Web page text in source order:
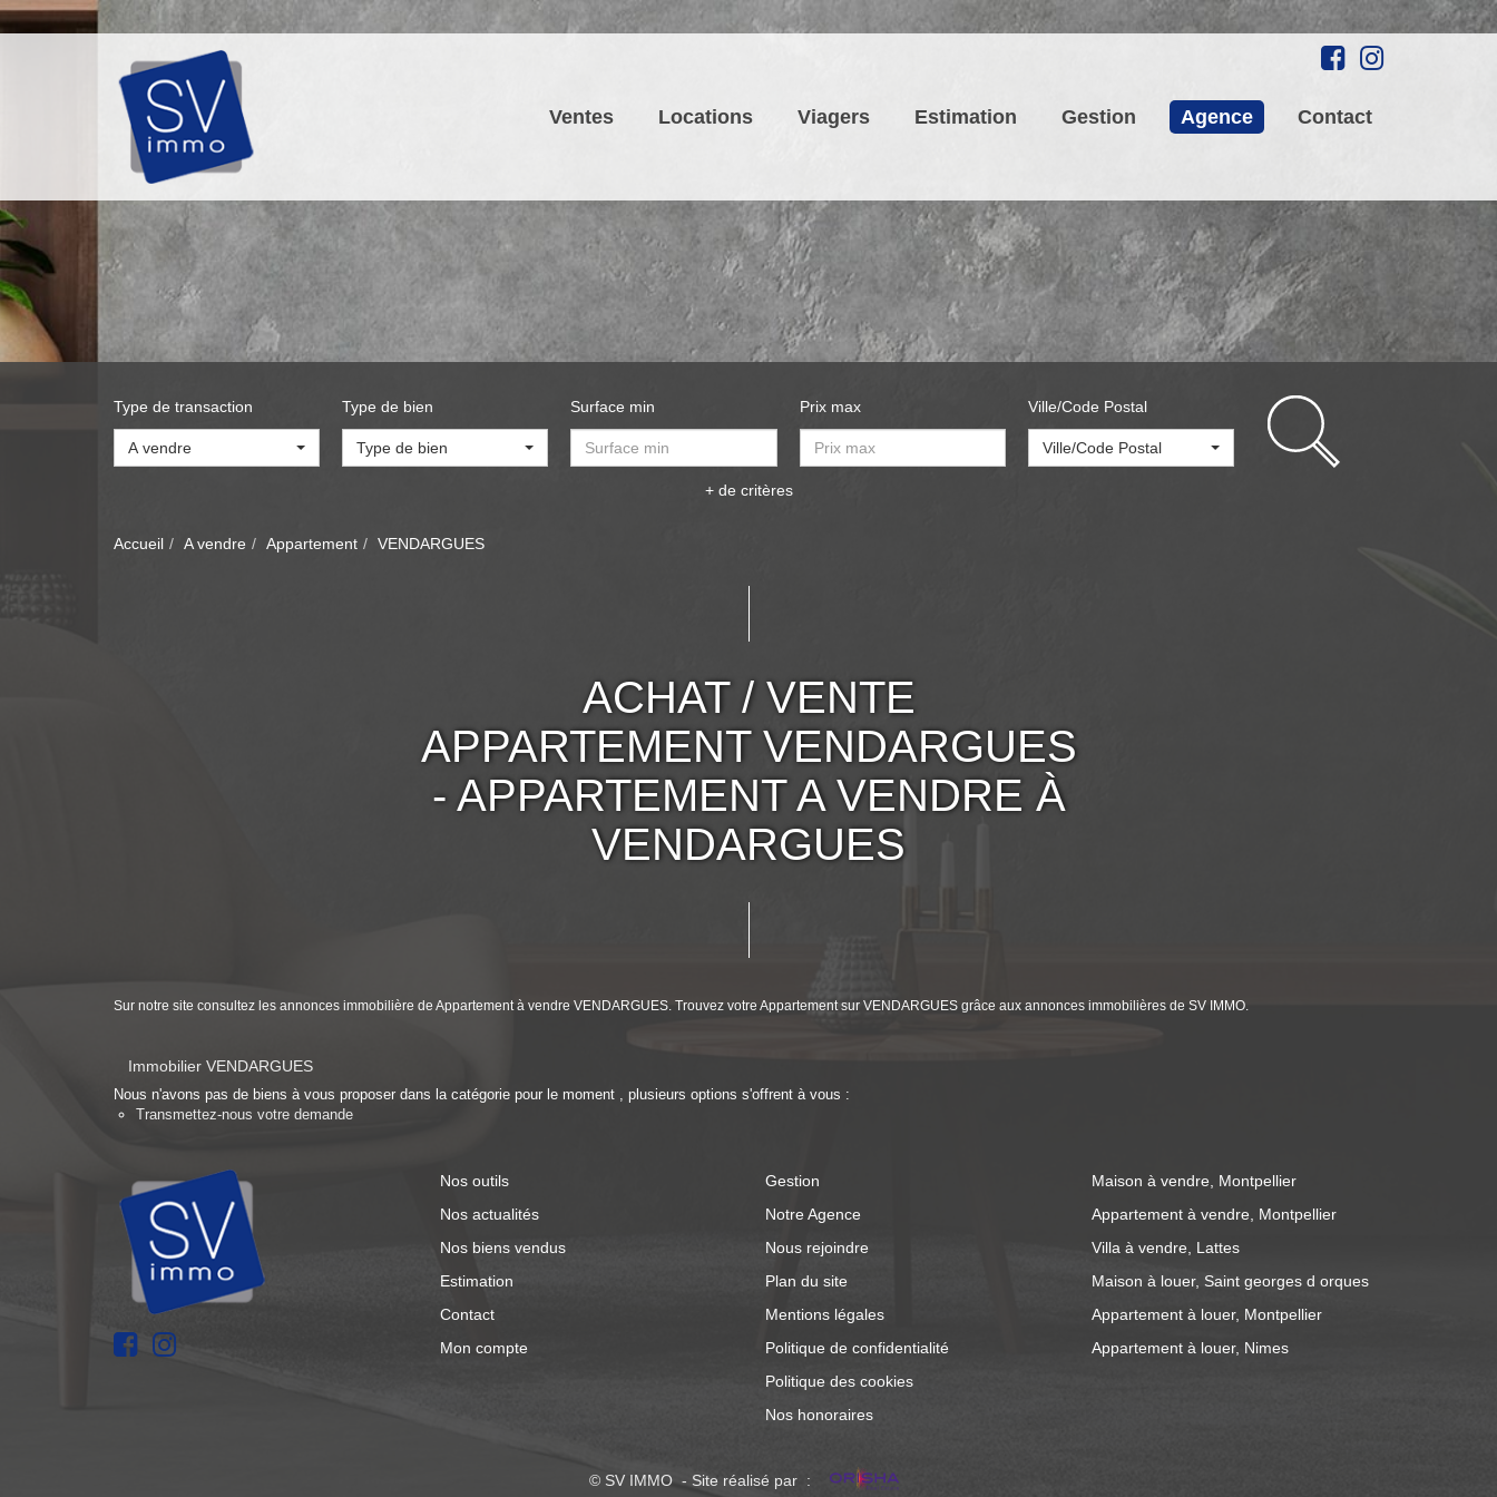
Ventes Locations Viagers Estimation Gestion Agence Contact
Type de transaction
A vendre
Type de bien
Type de bien
Surface min Prix max Ville/Code Postal
Ville/Code Postal
+ de critères
Accueil A vendre Appartement VENDARGUES
ACHAT / VENTE
APPARTEMENT VENDARGUES
- APPARTEMENT A VENDRE À
VENDARGUES
Sur notre site consultez les annonces immobilière de Appartement à vendre VENDARGUES. Trouvez votre Appartement sur VENDARGUES grâce aux annonces immobilières de SV IMMO.
Immobilier VENDARGUES
Nous n'avons pas de biens à vous proposer dans la catégorie pour le moment , plusieurs options s'offrent à vous :
Transmettez-nous votre demande
Nos outils
Nos actualités
Nos biens vendus
Estimation
Contact
Mon compte
Gestion
Notre Agence
Nous rejoindre
Plan du site
Mentions légales
Politique de confidentialité
Politique des cookies
Nos honoraires
Maison à vendre, Montpellier
Appartement à vendre, Montpellier
Villa à vendre, Lattes
Maison à louer, Saint georges d orques
Appartement à louer, Montpellier
Appartement à louer, Nimes
© SV IMMO - Site réalisé par :